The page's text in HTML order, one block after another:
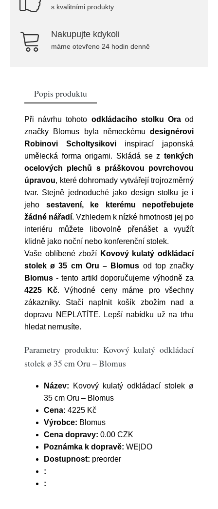
s kvalitními produkty
Nakupujte kdykoli
máme otevřeno 24 hodin denně
Popis produktu
Při návrhu tohoto odkládacího stolku Oraod
značky Blomus byla německému designérovi
Robinovi Scholtysikovi inspirací japonská
umělecká forma origami. Skládá se z tenkých
ocelových plechů s práškovou povrchovou
úpravou, které dohromady vytvářejí trojrozměrný
tvar. Stejně jednoduché jako design stolku je i
jeho sestavení, ke kterému nepotřebujete
žádné nářadí. Vzhledem k nízké hmotnosti jej po
interiéru můžete libovolně přenášet a využít
klidně jako noční nebo konferenční stolek.
Vaše oblíbené zboží Kovový kulatý odkládací
stolek ø 35 cm Oru – Blomus od top značky
Blomus - tento artikl doporučujeme výhodně za
4225 Kč. Výhodné ceny máme pro všechny
zákazníky. Stačí naplnit košík zbožím nad a
dopravu NEPLATÍTE. Lepší nabídku už na trhu
hledat nemusíte.
Parametry produktu: Kovový kulatý odkládací
stolek ø 35 cm Oru – Blomus
Název: Kovový kulatý odkládací stolek ø
35 cm Oru – Blomus
Cena: 4225 Kč
Výrobce: Blomus
Cena dopravy: 0.00 CZK
Poznámka k dopravě: WE|DO
Dostupnost: preorder
:
: